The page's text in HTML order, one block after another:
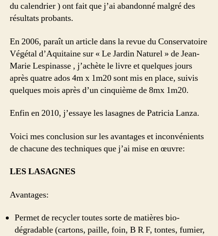
du calendrier ) ont fait que j’ai abandonné malgré des
résultats probants.
En 2006, paraît un article dans la revue du Conservatoire
Végétal d’Aquitaine sur « Le Jardin Naturel » de Jean-
Marie Lespinasse , j’achète le livre et quelques jours
après quatre ados 4m x 1m20 sont mis en place, suivis
quelques mois après d’un cinquième de 8mx 1m20.
Enfin en 2010, j’essaye les lasagnes de Patricia Lanza.
Voici mes conclusion sur les avantages et inconvénients
de chacune des techniques que j’ai mise en œuvre:
LES LASAGNES
Avantages:
Permet de recycler toutes sorte de matières bio-
dégradable (cartons, paille, foin, B R F, tontes, fumier,